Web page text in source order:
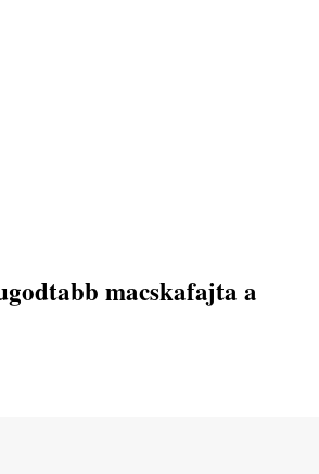
macskafajta a